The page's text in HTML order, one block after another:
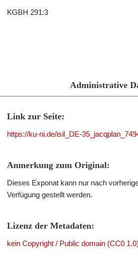
KGBH 291:3
Administrative
Link zur Seite:
https://ku-ni.de/isil_DE-
Anmerkung zum Original:
Dieses Exponat kann nur nach
Verfügung gestellt werden.
Lizenz der Metadaten:
kein Copyright / Public domain (CC0 1.0)